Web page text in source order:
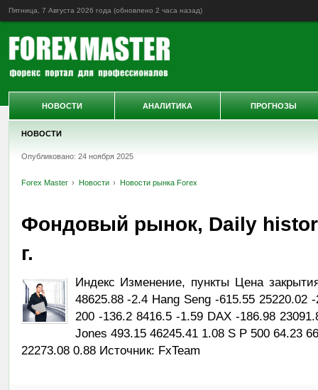
Пятница, 7 Августа 2026 года (обновлено 2 часа назад)
НОВОСТИ
Опубликовано: 24 ноября 2025
Forex Master Новости Новости рынка Forex
Фондовый рынок, Daily
г.
Индекс Изменение, пункты Цена
48625.88 -2.4 Hang Seng -615.55 25220.02
200 -136.2 8416.5 -1.59 DAX -186.98
Jones 493.15 46245.41 1.08 S P 500 64.23
22273.08 0.88 Источник: FxTeam
НОВОСТИ АНАЛИТИКА ПРОГНОЗЫ